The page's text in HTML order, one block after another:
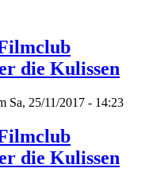
die Kulissen
Sa, 25/11/2017 - 14:23
die Kulissen